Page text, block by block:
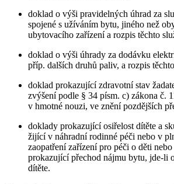
doklad o výši pravidelných úhrad za
spojené s užíváním bytu, jiného než
ubytovacího zařízení a rozpis těchto
doklad o výši úhrady za dodávku
příp. dalších druhů paliv, a rozpis
doklad prokazující zdravotní stav
zvýšení podle § 34 písm. c) zákona č.
v hmotné nouzi, ve znění pozdějších
doklady prokazující osiřelost dítěte a
žijící v náhradní rodinné péči nebo v
zaopatření zařízení pro péči o děti
prokazující přechod nájmu bytu, jde-li
dítěte.